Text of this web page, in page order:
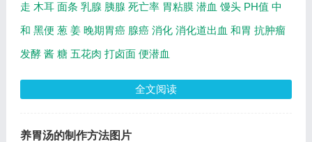
走 木耳 面条 乳腺 胰腺 死亡率 胃粘膜 潜血 馒头 PH值 中
和 黑便 葱 姜 晚期胃癌 腺癌 消化 消化道出血 和胃 抗肿瘤
发酵 酱 糖 五花肉 打卤面 便潜血
全文阅读
养胃汤的制作方法图片